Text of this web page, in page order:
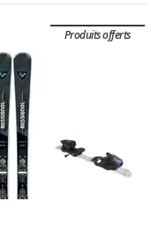
Produits offerts